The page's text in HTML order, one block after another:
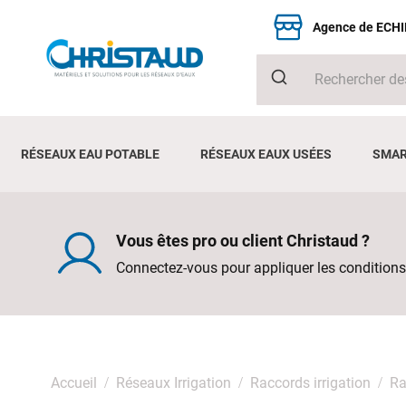
Agence de
RÉSEAUX EAU POTABLE RÉSEAUX EAUX USÉES
Vous êtes pro ou client Christaud ?
Connectez-vous pour appliquer les
Accueil Réseaux Irrigation Raccords irrigation